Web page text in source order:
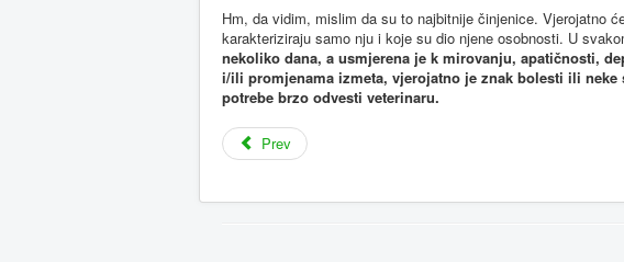
Hm, da vidim, mislim da su to najbitnije činjenice. Vjerojatno
karakteriziraju samo nju i koje su dio njene osobnosti. U
nekoliko dana, a usmjerena je k mirovanju, apatičnosti,
i/ili promjenama izmeta, vjerojatno je znak bolesti ili
potrebe brzo odvesti veterinaru.
Prev